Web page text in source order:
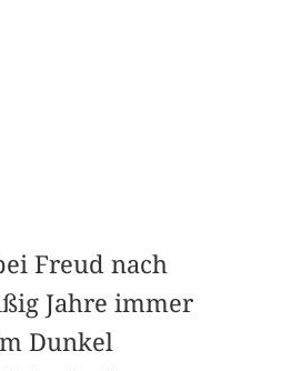
Freud nach
Jahre immer
Dunkel